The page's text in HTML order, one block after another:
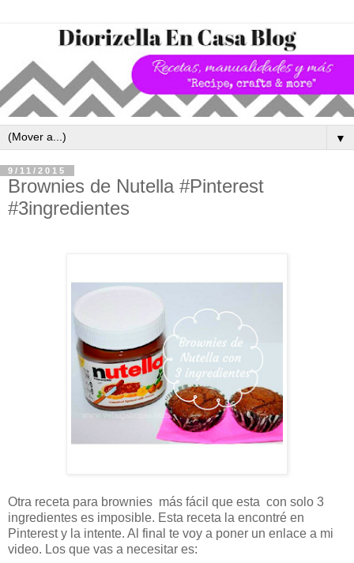
▼
9/11/2015
Brownies de Nutella #Pinterest
#3ingredientes
Otra receta para brownies más fácil que esta con solo 3
ingredientes es imposible. Esta receta la encontré en
Pinterest y la intente. Al final te voy a poner un enlace a mi
video. Los que vas a necesitar es: